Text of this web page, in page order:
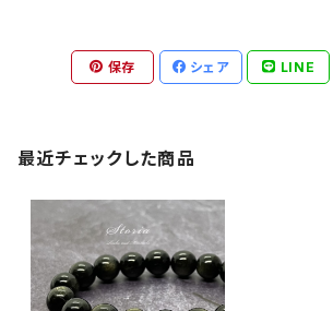
保存 シェア LINE
最近チェックした商品